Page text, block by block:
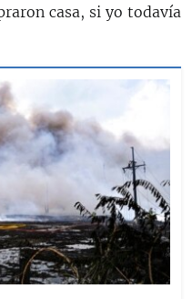
casa, si yo todavía